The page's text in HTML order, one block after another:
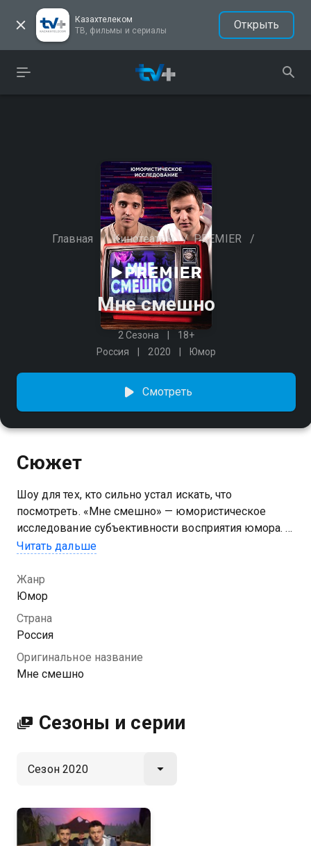
Казахтелеком
ТВ, фильмы и сериалы
Открыть
Главная / Кинотеатры / PREMIER /
Мне смешно
2 Сезона
18+
Россия
2020 Юмор
Смотреть
Сюжет
Шоу для тех, кто сильно устал искать, что
посмотреть. «Мне смешно» — юмористическое
исследование субъективности восприятия юмора. В
каждом выпуске — новый гость, который
ему.
Читать дальше
Жанр
Юмор
Страна
Россия
Оригинальное название
Мне смешно
Сезоны и серии